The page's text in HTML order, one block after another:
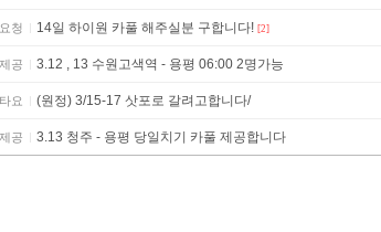
청 14일 하이원 카풀 해주실분 구합니다! [2]
공 3.12 , 13 수원고색역 - 용평 06:00 2명가능
요 (원정) 3/15-17 삿포로 갈려고합니다/
공 3.13 청주 - 용평 당일치기 카풀 제공합니다